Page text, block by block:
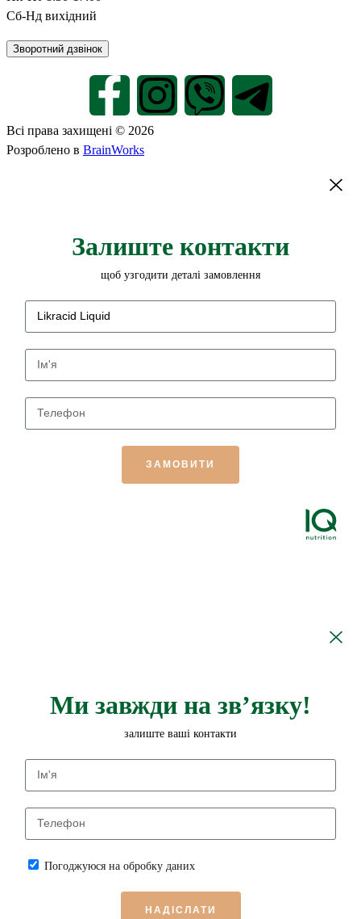
Сб-Нд вихідний
Зворотний дзвінок
Всі права захищені © 2026
Розроблено в BrainWorks
Залиште контакти
щоб узгодити деталі замовлення
ЗАМОВИТИ
Ми завжди на зв’язку!
залиште ваші контакти
Погоджуюся на обробку даних
НАДІСЛАТИ